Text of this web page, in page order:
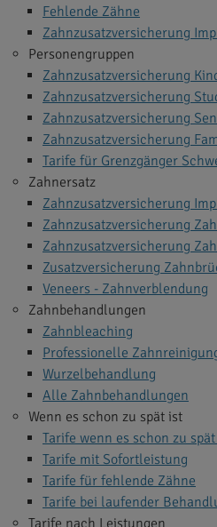
Fehlende Zähne
Zahnzusatzversicherung
Personengruppen
Zahnzusatzversicherung
Zahnzusatzversicherung
Zahnzusatzversicherung
Zahnzusatzversicherung
Tarife für Grenzgänger
Zahnersatz
Zahnzusatzversicherung
Zahnzusatzversicherung
Zahnzusatzversicherung
Zusatzversicherung
Veneers - Zahnverblendung
Zahnbehandlungen
Zahnbleaching
Professionelle
Wurzelbehandlung
Alle Zahnbehandlungen
Wenn es schon zu spät ist
Tarife wenn es schon zu
Tarife mit Sofortleistung
Tarife für fehlende Zähne
Tarife bei laufender
Tarife nach Leistungen